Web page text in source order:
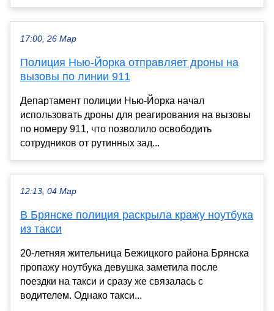
17:00, 26 Мар
Полиция Нью-Йорка отправляет дроны на
вызовы по линии 911
Департамент полиции Нью-Йорка начал
использовать дроны для реагирования на вызовы
по номеру 911, что позволило освободить
сотрудников от рутинных зад...
12:13, 04 Мар
В Брянске полиция раскрыла кражу ноутбука
из такси
20-летняя жительница Бежицкого района Брянска
пропажу ноутбука девушка заметила после
поездки на такси и сразу же связалась с
водителем. Однако такси...